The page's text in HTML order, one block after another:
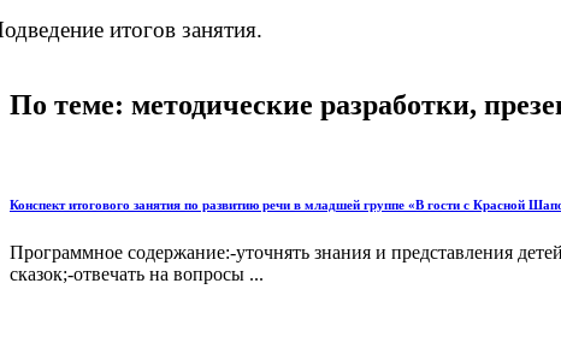
итогов занятия.
По теме: методические разработки,
Конспект итогового занятия по развитию речи в младшей группе «В гости с Красной
Программное содержание:-уточнять знания и представления
сказок;-отвечать на вопросы ...